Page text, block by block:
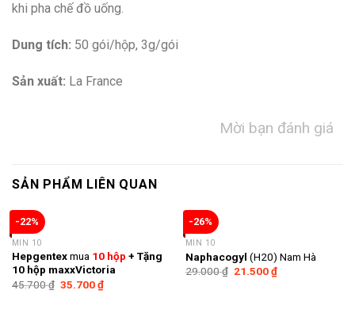
khi pha chế đồ uống.
Dung tích: 50 gói/hộp, 3g/gói
Sản xuất: La France
Mời bạn đánh giá
SẢN PHẨM LIÊN QUAN
-22%
MIN 10
Hepgentexmua 10 hộp + Tặng
10 hộp maxxVictoria
45.700₫ 35.700₫
-26%
MIN 10
Naphacogyl (H20) Nam Hà
29.000₫ 21.500₫